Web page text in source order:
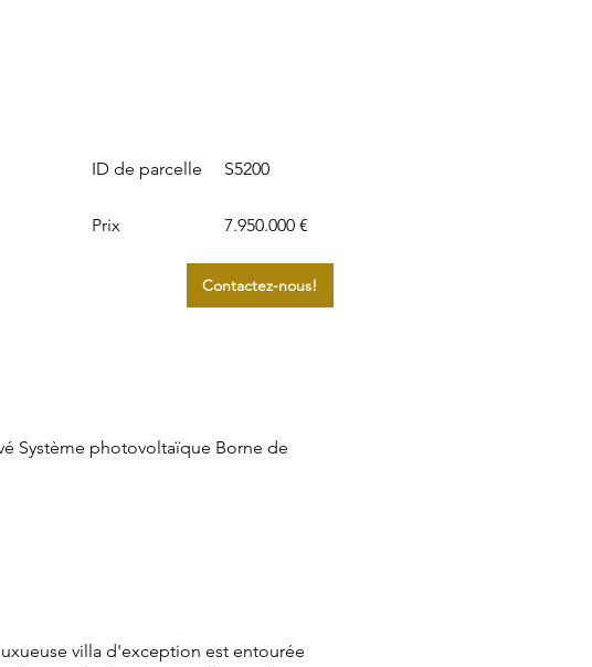
ID de parcelle
Prix
S5200
7.950.000 €
Contactez-nous!
Système photovoltaïque Borne de
villa d'exception est entourée